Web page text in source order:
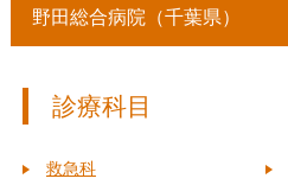
野田総合病院（千葉県）
診療科目
救急科